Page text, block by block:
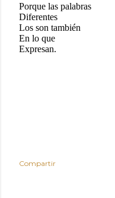
Porque las palabras
Diferentes
Los son también
En lo que
Expresan.
Compartir